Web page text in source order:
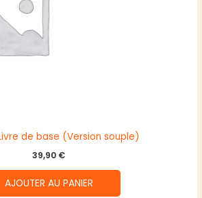
de base (Version souple)
39,90 €
AJOUTER AU PANIER